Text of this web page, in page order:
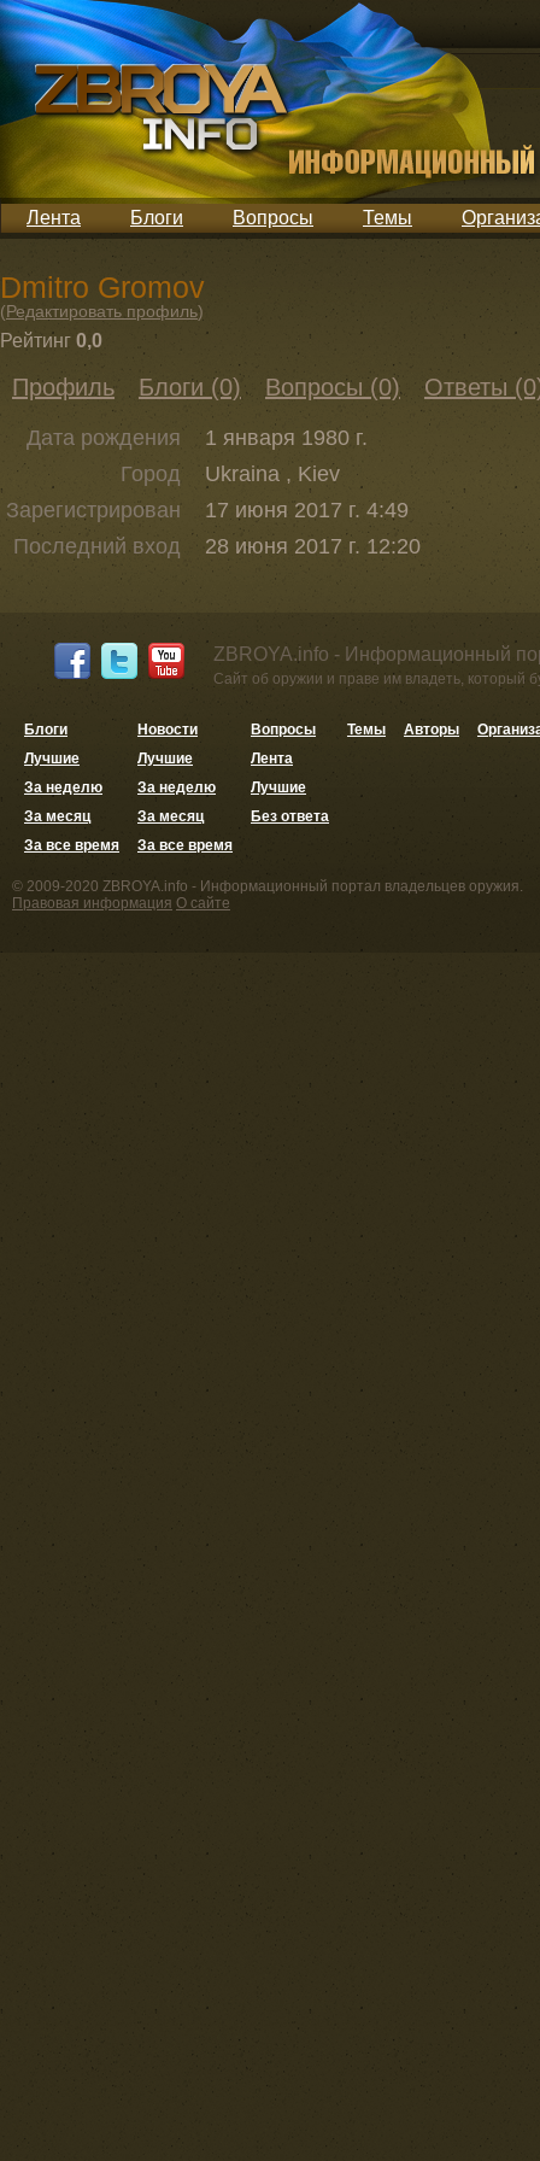
Лента Блоги Вопросы Темы
Dmitro Gromov
(Редактировать профиль)
Рейтинг 0,0
Профиль Блоги (0) Вопросы (0) Ответы
Дата рождения
1 января 1980 г.
Город
Ukraina , Kiev
Зарегистрирован
17 июня 2017 г. 4:49
Последний вход
28 июня 2017 г. 12:20
ZBROYA.info - Информационный
Сайт об оружии и праве им владеть, который
Блоги
Лучшие
За неделю
За месяц
За все время
Новости
Лучшие
За неделю
За месяц
За все время
Вопросы
Лента
Лучшие
Без ответа
Темы Авторы
© 2009-2020 ZBROYA.info - Информационный портал владельцев оружия.
Правовая информация О сайте